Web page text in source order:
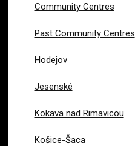
Community Centres
Past Community Centres
Hodejov
Jesenské
Kokava nad Rimavicou
Košice-Šaca